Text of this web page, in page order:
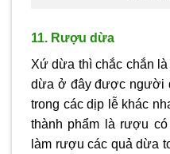
11. Rượu dừa
Xứ dừa thì chắc chắn
dừa ở đây được người
trong các dịp lễ khác
thành phẩm là rượu
làm rượu các quả dừa